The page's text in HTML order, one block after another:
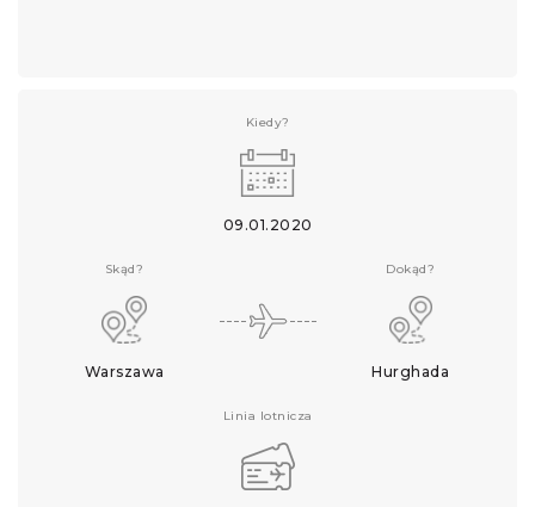
Kiedy?
09.01.2020
Skąd?
Warszawa
Dokąd?
Hurghada
Linia lotnicza